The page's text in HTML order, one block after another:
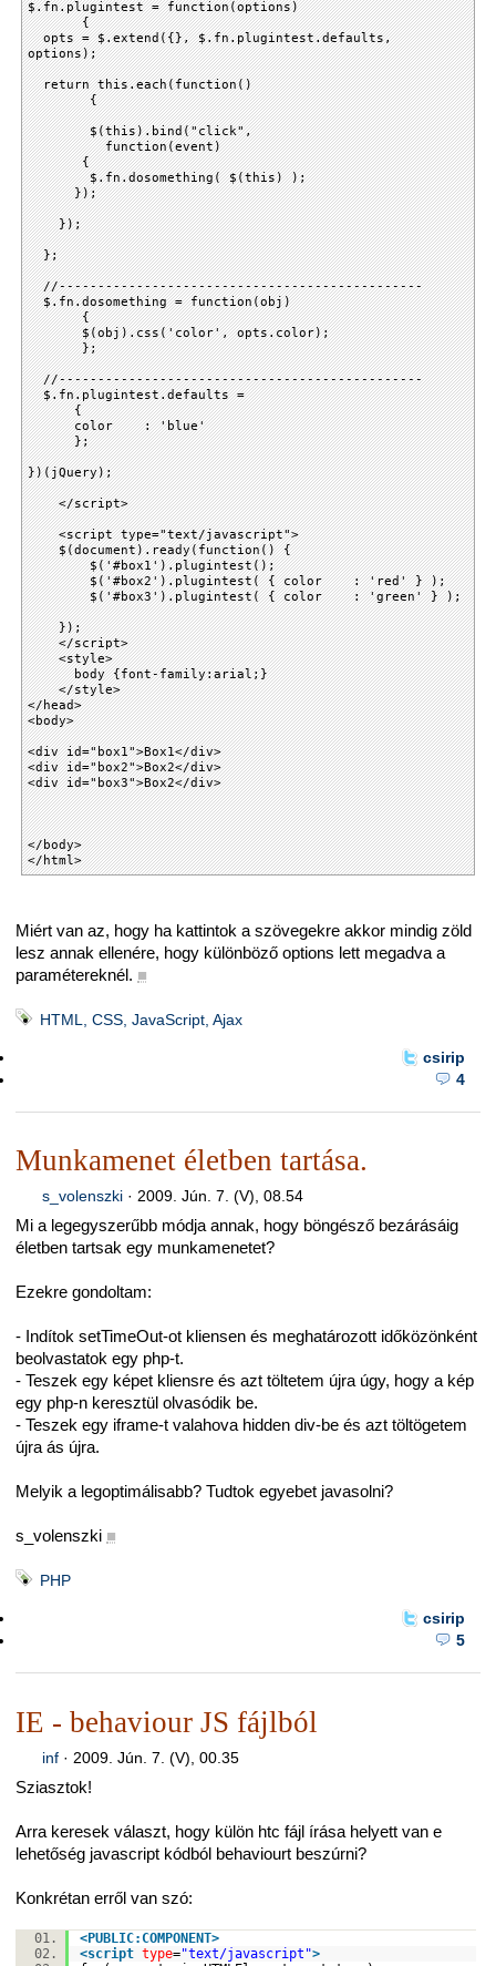
$.fn.plugintest = function(options)
{
opts = $.extend({}, $.fn.plugintest.defaults,
options);
return this.each(function()
{
$(this).bind("click",
function(event)
{
$.fn.dosomething( $(this) );
});
});
};
//-----------------------------------------------
$.fn.dosomething = function(obj)
{
$(obj).css('color', opts.color);
};
//-----------------------------------------------
$.fn.plugintest.defaults =
{
color : 'blue'
};
})(jQuery);
</script>
<script type="text/javascript">
$(document).ready(function() {
$('#box1').plugintest();
$('#box2').plugintest( { color : 'red' } );
$('#box3').plugintest( { color : 'green' } );
});
</script>
<style>
body {font-family:arial;}
</style>
</head>
<body>
<div id="box1">Box1</div>
<div id="box2">Box2</div>
<div id="box3">Box2</div>
</body>
</html>
Miért van az, hogy ha kattintok a szövegekre akkor mindig zöld
lesz annak ellenére, hogy különböző options lett megadva a
paramétereknél. ■
HTML, CSS, JavaScript, Ajax
csirip
4
Munkamenet életben tartása.
s_volenszki· 2009. Jún. 7. (V), 08.54
Mi a legegyszerűbb módja annak, hogy böngésző bezárásáig
életben tartsak egy munkamenetet?
Ezekre gondoltam:
- Indítok setTimeOut-ot kliensen és meghatározott időközönként
beolvastatok egy php-t.
- Teszek egy képet kliensre és azt töltetem újra úgy, hogy a kép
egy php-n keresztül olvasódik be.
- Teszek egy iframe-t valahova hidden div-be és azt töltögetem
újra ás újra.
Melyik a legoptimálisabb? Tudtok egyebet javasolni?
s_volenszki ■
PHP
csirip
5
IE - behaviour JS fájlból
inf· 2009. Jún. 7. (V), 00.35
Sziasztok!
Arra keresek választ, hogy külön htc fájl írása helyett van e
lehetőség javascript kódból behaviourt beszúrni?
Konkrétan erről van szó:
<PUBLIC:COMPONENT>
<script type="text/javascript">